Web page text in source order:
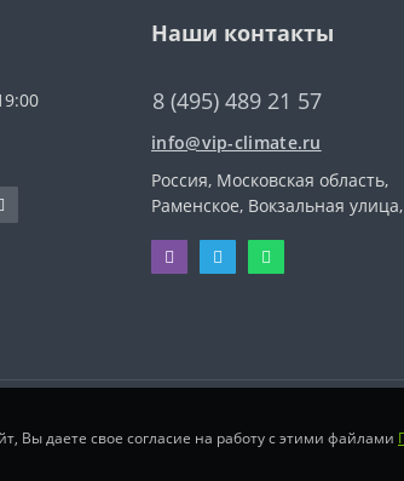
Наши контакты
8 (495) 489 21 57
info@vip-climate.ru
Россия, Московская область,
Раменское, Вокзальная
Вы даете свое согласие на работу с этими файлами